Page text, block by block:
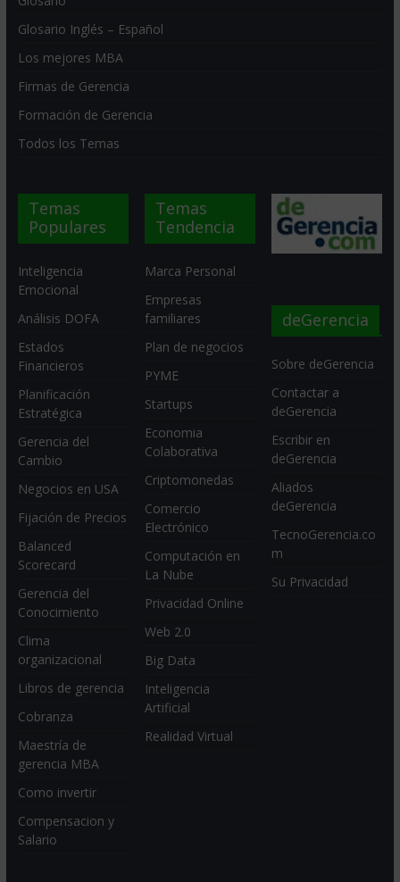
Glosario Inglés – Español
Los mejores MBA
Firmas de Gerencia
Formación de Gerencia
Todos los Temas
Temas
Populares
Inteligencia
Emocional
Análisis DOFA
Estados
Financieros
Planificación
Estratégica
Gerencia del
Cambio
Negocios en USA
Fijación de Precios
Balanced
Scorecard
Gerencia del
Conocimiento
Clima
organizacional
Libros de gerencia
Cobranza
Maestría de
gerencia MBA
Como invertir
Compensacion y
Salario
Temas
Tendencia
Marca Personal
Empresas
familiares
Plan de negocios
PYME
Startups
Economia
Colaborativa
Criptomonedas
Comercio
Electrónico
Computación en
La Nube
Privacidad Online
Web 2.0
Big Data
Inteligencia
Artificial
Realidad Virtual
deGerencia
Sobre deGerencia
Contactar a
deGerencia
Escribir en
deGerencia
Aliados
deGerencia
TecnoGerencia.co
m
Su Privacidad